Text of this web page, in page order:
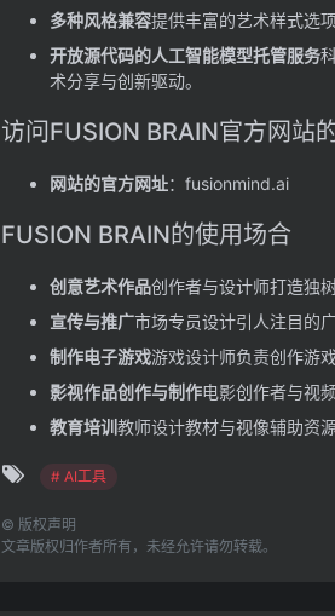
多种风格兼容提供丰富的艺术样式选
开放源代码的人工智能模型托管服务
术分享与创新驱动。
访问FUSION BRAIN官方网站
网站的官方网址：fusionmind.ai
FUSION BRAIN的使用场合
创意艺术作品创作者与设计师打造独
宣传与推广市场专员设计引人注目的
制作电子游戏游戏设计师负责创作游
影视作品创作与制作电影创作者与视
教育培训教师设计教材与视像辅助资
# AI工具
© 版权声明
文章版权归作者所有，未经允许请勿转载。